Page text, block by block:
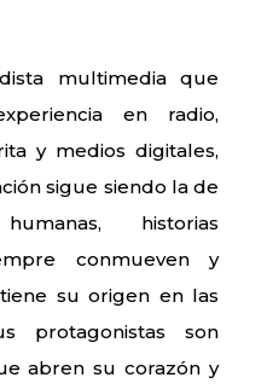
multimedia que
en radio,
y medios digitales,
sigue siendo la de
historias
conmueven y
su origen en las
protagonistas son
abren su corazón y